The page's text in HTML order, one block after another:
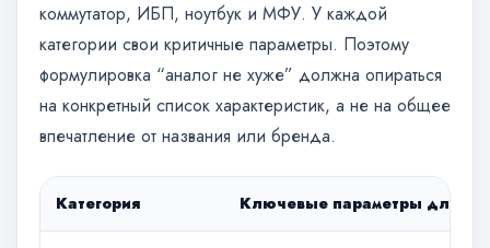
коммутатор, ИБП, ноутбук и МФУ. У каждой
категории свои критичные параметры. Поэтому
формулировка “аналог не хуже” должна опираться
на конкретный список характеристик, а не на общее
впечатление от названия или бренда.
Категория Ключевые параметры для